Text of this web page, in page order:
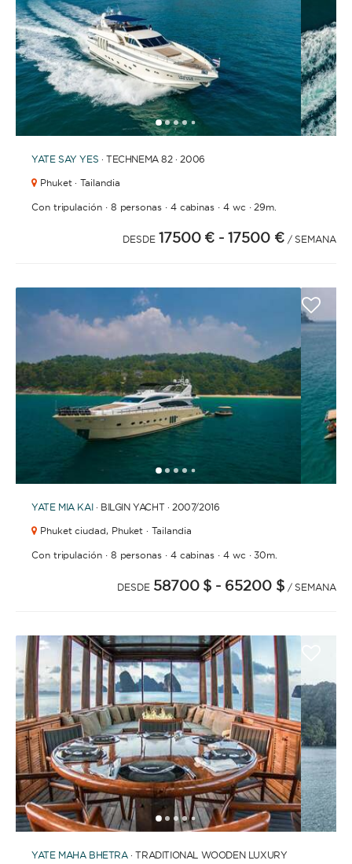
BAÑOS
AÑO DE CONSTRUCCIÓN / RENOVACIÓN
12345 67
YATE SAY YES · TECHNEMA 82 · 2006
Phuket · Tailandia
Con tripulación· 8 personas· 4 cabinas · 4 wc· 29m.
DESDE 17500 € - 17500 € / SEMANA
12345
YATE MIA KAI· BILGIN YACHT · 2007/2016
Phuket ciudad, Phuket · Tailandia
Con tripulación· 8 personas· 4 cabinas · 4 wc·30m.
DESDE 58700 $ - 65200 $ / SEMANA
12345 678910111213
YATE MAHA BHETRA· TRADITIONAL WOODEN LUXURY